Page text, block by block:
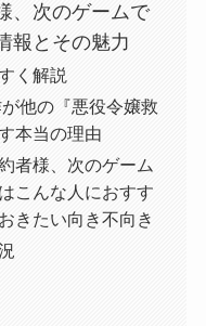
、次のゲームで
報とその魅力
く解説
他の『悪役令嬢救
本当の理由
者様、次のゲーム
こんな人におすす
きたい向き不向き